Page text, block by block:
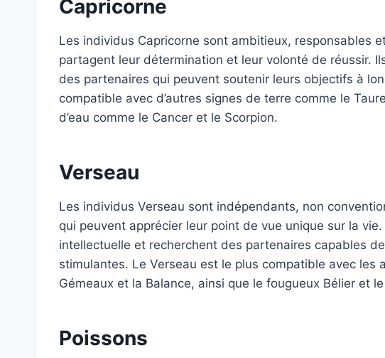
Capricorne
Les individus Capricorne sont ambitieux, responsables
partagent leur détermination et leur volonté de réussir.
des partenaires qui peuvent soutenir leurs objectifs à
compatible avec d’autres signes de terre comme le
d’eau comme le Cancer et le Scorpion.
Verseau
Les individus Verseau sont indépendants, non
qui peuvent apprécier leur point de vue unique sur la
intellectuelle et recherchent des partenaires capables
stimulantes. Le Verseau est le plus compatible avec les
Gémeaux et la Balance, ainsi que le fougueux Bélier et
Poissons